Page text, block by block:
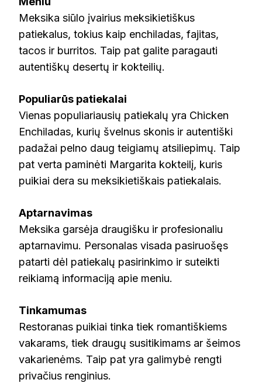
Meksika siūlo įvairius meksikietiškus
patiekalus, tokius kaip enchiladas, fajitas,
tacos ir burritos. Taip pat galite paragauti
autentiškų desertų ir kokteilių.
Populiarūs patiekalai
Vienas populiariausių patiekalų yra Chicken
Enchiladas, kurių švelnus skonis ir autentiški
padažai pelno daug teigiamų atsiliepimų. Taip
pat verta paminėti Margarita kokteilį, kuris
puikiai dera su meksikietiškais patiekalais.
Aptarnavimas
Meksika garsėja draugišku ir profesionaliu
aptarnavimu. Personalas visada pasiruošęs
patarti dėl patiekalų pasirinkimo ir suteikti
reikiamą informaciją apie meniu.
Tinkamumas
Restoranas puikiai tinka tiek romantiškiems
vakarams, tiek draugų susitikimams ar šeimos
vakarienėms. Taip pat yra galimybė rengti
privačius renginius.